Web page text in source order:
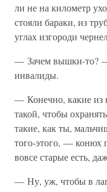
ли не на километр
стояли бараки, из
углах изгороди
— Зачем вышки-то?
инвалиды.
— Конечно, какие из
такой, чтобы
такие, как ты,
того-этого, — конюх
вовсе старые есть,
— Ну, уж, чтобы в